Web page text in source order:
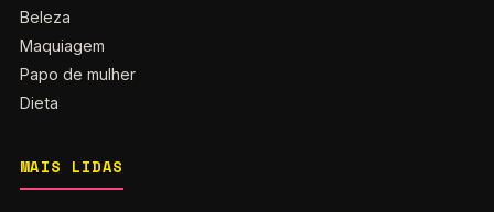
Beleza
Maquiagem
Papo de mulher
Dieta
MAIS LIDAS